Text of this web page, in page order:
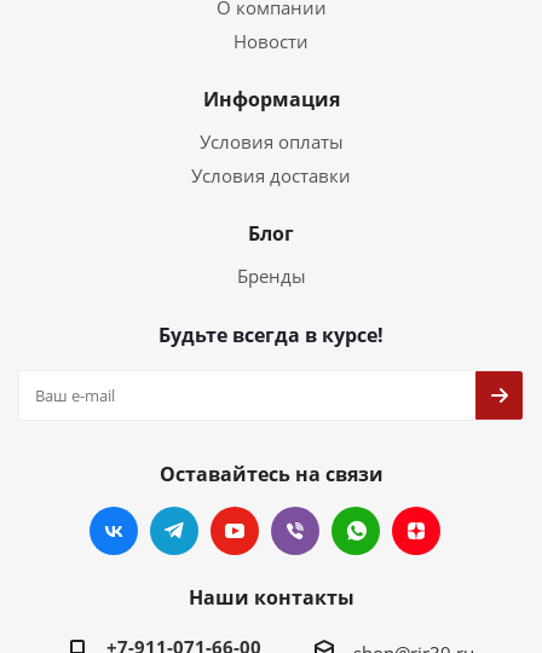
О компании
Новости
Информация
Условия оплаты
Условия доставки
Блог
Бренды
Будьте всегда в курсе!
Оставайтесь на связи
Наши контакты
+7-911-071-66-00